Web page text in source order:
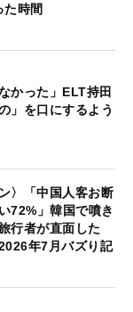
時間
かった」ELT持田
」を口にするよう
〉「中国人客お断
72%」韓国で噴き
行者が直面した
年7月バズり記